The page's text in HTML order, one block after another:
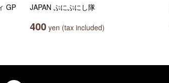
GP
JAPAN ぷにぷにし隊
400 yen (tax included)